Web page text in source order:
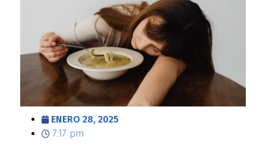
ENERO 28, 2025
7:17 pm